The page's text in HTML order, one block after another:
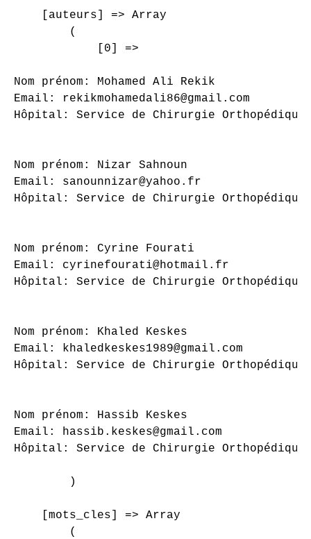
    [auteurs] => Array
        (
            [0] =>
Nom prénom: Mohamed Ali Rekik
Email: rekikmohamedali86@gmail.com
Hôpital: Service de Chirurgie Orthopédique
Nom prénom: Nizar Sahnoun
Email: sanounnizar@yahoo.fr
Hôpital: Service de Chirurgie Orthopédique
Nom prénom: Cyrine Fourati
Email: cyrinefourati@hotmail.fr
Hôpital: Service de Chirurgie Orthopédique
Nom prénom: Khaled Keskes
Email: khaledkeskes1989@gmail.com
Hôpital: Service de Chirurgie Orthopédique
Nom prénom: Hassib Keskes
Email: hassib.keskes@gmail.com
Hôpital: Service de Chirurgie Orthopédique
        )
    [mots_cles] => Array
        (